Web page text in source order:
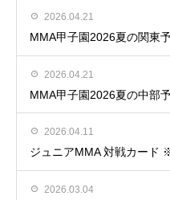
2026.04.21
MMA甲子園2026夏の関東
2026.04.21
MMA甲子園2026夏の中部
2026.04.11
ジュニアMMA 対戦カード
2026.03.04